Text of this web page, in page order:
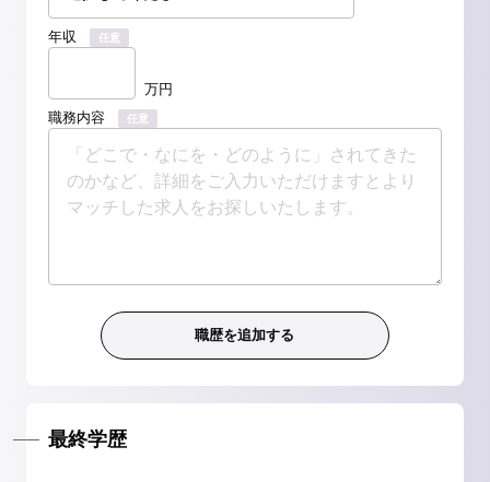
年収 任意
万円
職務内容
任意
最終学歴